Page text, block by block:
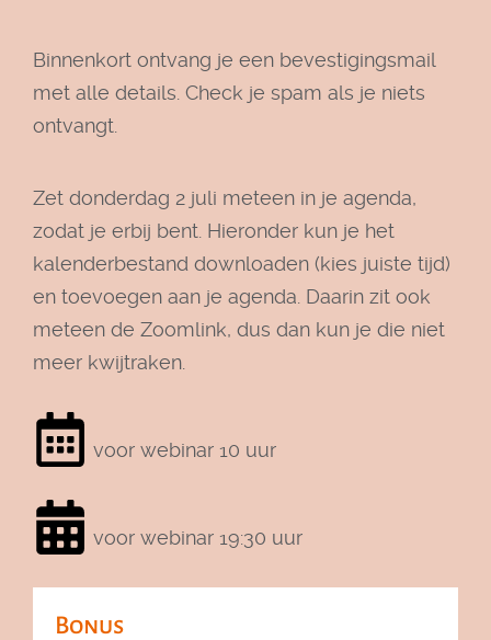
Binnenkort ontvang je een bevestigingsmail
met alle details. Check je spam als je niets
ontvangt.
Zet donderdag 2 juli meteen in je agenda,
zodat je erbij bent. Hieronder kun je het
kalenderbestand downloaden (kies juiste tijd)
en toevoegen aan je agenda. Daarin zit ook
meteen de Zoomlink, dus dan kun je die niet
meer kwijtraken.
voor webinar 10 uur
voor webinar 19:30 uur
Bonus